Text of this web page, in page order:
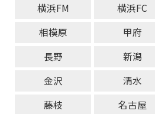
横浜FM
横浜FC
相模原
甲府
長野
新潟
金沢
清水
藤枝
名古屋